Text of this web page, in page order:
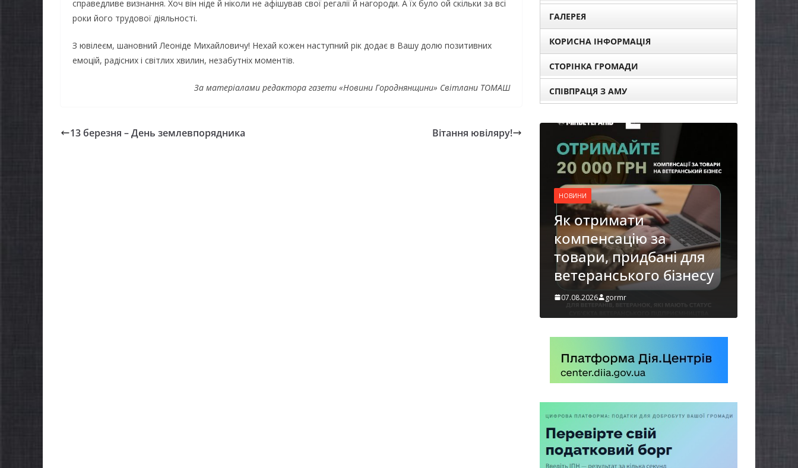
справедливе визнання. Хоч він ніде й ніколи не афішував свої регалії й нагороди. А їх було ой скільки за всі
роки його трудової діяльності.
З ювілеєм, шановний Леоніде Михайловичу! Нехай кожен наступний рік додає в Вашу долю позитивних
емоцій, радісних і світлих хвилин, незабутніх моментів.
За матеріалами редактора газети «Новини Городнянщини» Світлани ТОМАШ
13 березня – День землевпорядника Вітання ювіляру!
ГАЛЕРЕЯ
КОРИСНА ІНФОРМАЦІЯ
СТОРІНКА ГРОМАДИ
СПІВПРАЦЯ З АМУ
товари, придбані для
ветеранського бізнесу
НОВИНИ
Уповноважений
Верховної Ради
України з прав людини
проводить опитування
щодо реалізації права
осіб з інвалідністю на
працю
07.08.2026 gormr